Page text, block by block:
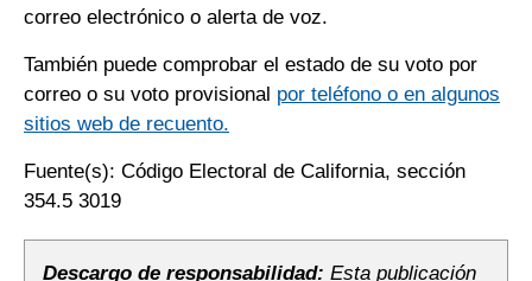
correo electrónico o alerta de voz.
También puede comprobar el estado de su voto por
correo o su voto provisional por teléfono o en algunos
sitios web de recuento.
Fuente(s): Código Electoral de California, sección
354.5 3019
Descargo de responsabilidad: Esta publicación